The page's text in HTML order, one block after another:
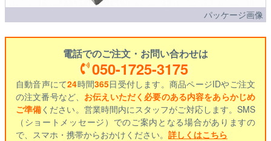
パッケージ画像
電話でのご注文・お問い合わせは
050-1725-3175
自動音声にて24時間365日受付します。商品ページIDやご注文
の注文番号など、 お伝えいただく必要のある内容をあらかじめ
ご準備ください。営業時間内にスタッフがご対応します。SMS
（ショートメッセージ）でのご案内となる場合がありますの
で、スマホ・携帯からおかけください。 詳しくはこちら